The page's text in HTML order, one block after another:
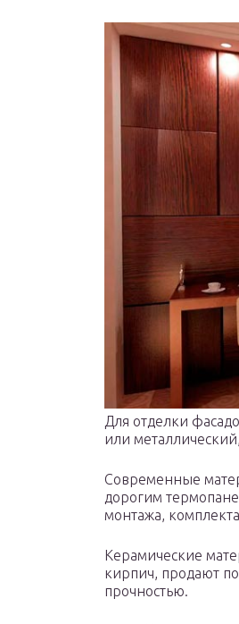
Для отделки
или
Современные
дорогим
монтажа,
Керамические
кирпич, продают
прочностью.